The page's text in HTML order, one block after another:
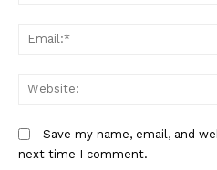
Save my name, email, and
next time I comment.